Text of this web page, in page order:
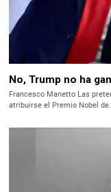
No, Trump no ha
Francesco Manetto Las
atribuirse el Premio Nobel